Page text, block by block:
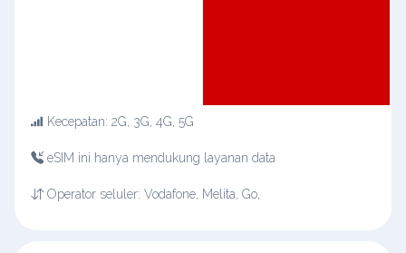
Kecepatan: 2G, 3G, 4G, 5G
eSIM ini hanya mendukung layanan data
Operator seluler: Vodafone, Melita, Go,